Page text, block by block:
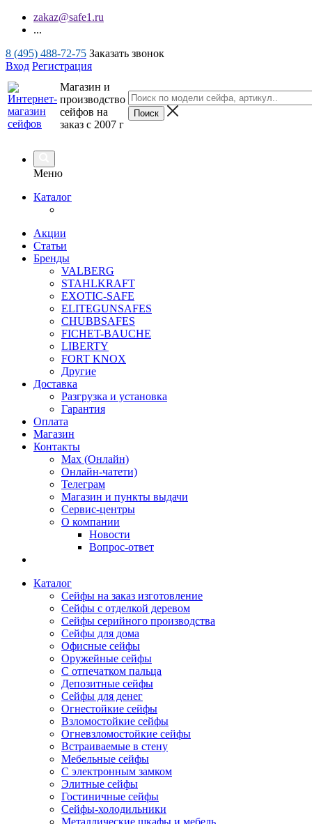
zakaz@safe1.ru
...
8 (495) 488-72-75 Заказать звонок
Вход Регистрация
Магазин и
производство
сейфов на
заказ с 2007 г
Меню
Каталог
Акции
Статьи
Бренды
VALBERG
STAHLKRAFT
EXOTIC-SAFE
ELITEGUNSAFES
CHUBBSAFES
FICHET-BAUCHE
LIBERTY
FORT KNOX
Другие
Доставка
Разгрузка и установка
Гарантия
Оплата
Магазин
Контакты
Max (Онлайн)
Онлайн-чатети)
Телеграм
Магазин и пункты выдачи
Сервис-центры
О компании
Новости
Вопрос-ответ
Каталог
Сейфы на заказ изготовление
Сейфы с отделкой деревом
Сейфы серийного производства
Сейфы для дома
Офисные сейфы
Оружейные сейфы
С отпечатком пальца
Депозитные сейфы
Сейфы для денег
Огнестойкие сейфы
Взломостойкие сейфы
Огневзломостойкие сейфы
Встраиваемые в стену
Мебельные сейфы
С электронным замком
Элитные сейфы
Гостиничные сейфы
Сейфы-холодильники
Металлические шкафы и мебель